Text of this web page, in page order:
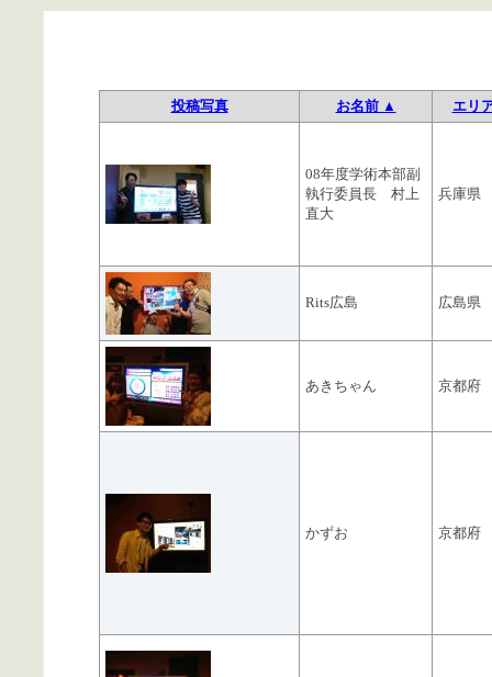
投稿写真 お名前 ▲ エリ
08年度学術本部副
執行委員長 村上
直大
兵庫県
Rits広島 広島県
あきちゃん 京都府
かずお 京都府